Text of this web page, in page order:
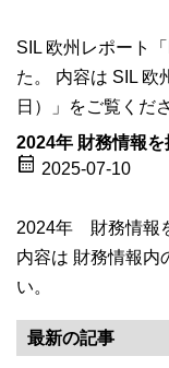
SIL 欧州レポート
た。 内容は SIL 欧
日）」をご覧くだ
2024年 財務情報
calendar_month 2025-07-10
2024年 財務情報
内容は 財務情報
い。
最新の記事